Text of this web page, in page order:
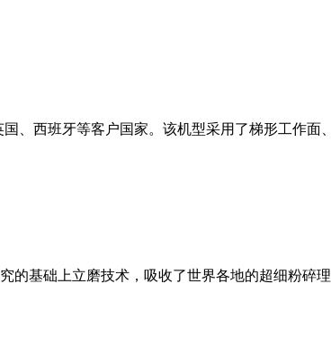
、西班牙等客户国家。该机型采用了梯形工作
的基础上立磨技术，吸收了世界各地的超细粉碎